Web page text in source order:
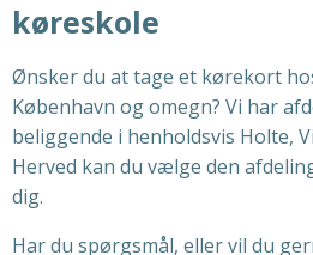
køreskole
Ønsker du at tage et kørekort
København og omegn? Vi har
beliggende i henholdsvis Holte,
Herved kan du vælge den
dig.
Har du spørgsmål, eller vil du